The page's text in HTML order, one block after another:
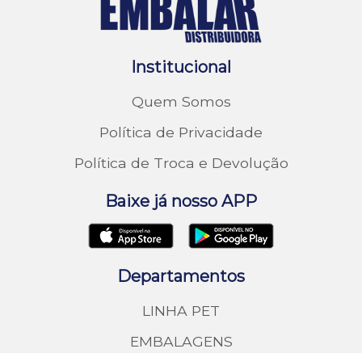
Institucional
Quem Somos
Política de Privacidade
Política de Troca e Devolução
Baixe já nosso APP
Departamentos
LINHA PET
EMBALAGENS